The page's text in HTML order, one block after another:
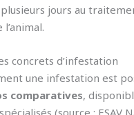
jours au
concrets d’infestation
une infestation est
comparatives,
(source : ESAV